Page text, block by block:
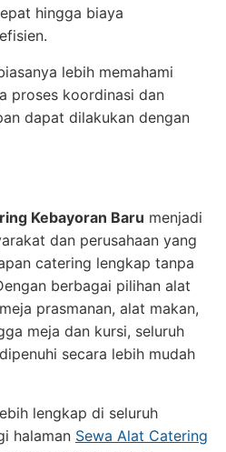
hingga biaya
lebih memahami
proses koordinasi dan
dapat dilakukan dengan
Kebayoran Baru menjadi
dan perusahaan yang
catering lengkap tanpa
berbagai pilihan alat
prasmanan, alat makan,
meja dan kursi, seluruh
secara lebih mudah
lengkap di seluruh
halaman Sewa Alat Catering